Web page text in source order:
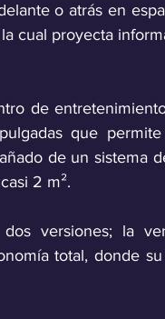
o atrás en
cual proyecta
de
que
de un sistema
2 m².
versiones; la
total, donde